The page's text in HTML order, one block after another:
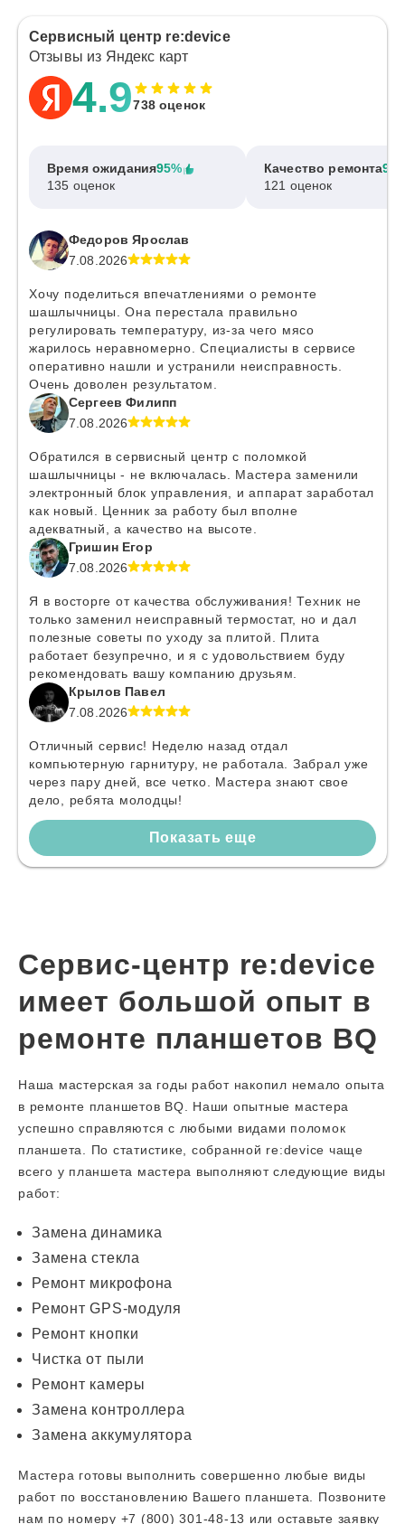
Сервисный центр re:device
Отзывы из Яндекс карт
4.9738 оценок
Время ожидания95%
135 оценок
Качество ремонта
121 оценок
Федоров Ярослав
7.08.2026
Хочу поделиться впечатлениями о ремонте
шашлычницы. Она перестала правильно
регулировать температуру, из-за чего мясо
жарилось неравномерно. Специалисты в сервисе
оперативно нашли и устранили неисправность.
Очень доволен результатом.
Сергеев Филипп
7.08.2026
Обратился в сервисный центр с поломкой
шашлычницы - не включалась. Мастера заменили
электронный блок управления, и аппарат заработал
как новый. Ценник за работу был вполне
адекватный, а качество на высоте.
Гришин Егор
7.08.2026
Я в восторге от качества обслуживания! Техник не
только заменил неисправный термостат, но и дал
полезные советы по уходу за плитой. Плита
работает безупречно, и я с удовольствием буду
рекомендовать вашу компанию друзьям.
Крылов Павел
7.08.2026
Отличный сервис! Неделю назад отдал
компьютерную гарнитуру, не работала. Забрал уже
через пару дней, все четко. Мастера знают свое
дело, ребята молодцы!
Показать еще
Сервис-центр re:device
имеет большой опыт в
ремонте планшетов BQ
Наша мастерская за годы работ накопил немало опыта
в ремонте планшетов BQ. Наши опытные мастера
успешно справляются с любыми видами поломок
планшета. По статистике, собранной re:device чаще
всего у планшета мастера выполняют следующие виды
работ:
Замена динамика
Замена стекла
Ремонт микрофона
Ремонт GPS-модуля
Ремонт кнопки
Чистка от пыли
Ремонт камеры
Замена контроллера
Замена аккумулятора
Мастера готовы выполнить совершенно любые виды
работ по восстановлению Вашего планшета. Позвоните
нам по номеру +7 (800) 301-48-13 или оставьте заявку